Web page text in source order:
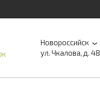
Новороссийск
ул. Чкалова, д. 48